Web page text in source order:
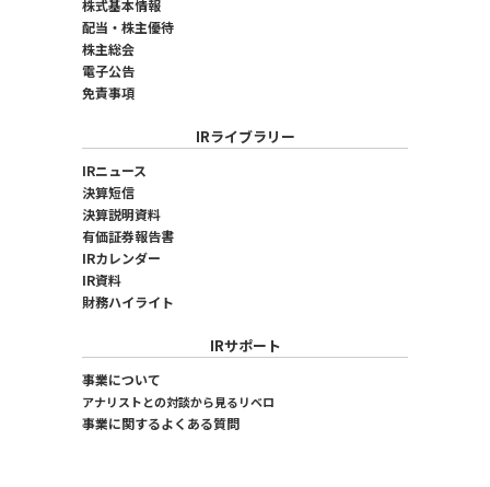
株式基本情報
配当・株主優待
株主総会
電子公告
免責事項
IRライブラリー
IRニュース
決算短信
決算説明資料
有価証券報告書
IRカレンダー
IR資料
財務ハイライト
IRサポート
事業について
アナリストとの対談から見るリベロ
事業に関するよくある質問